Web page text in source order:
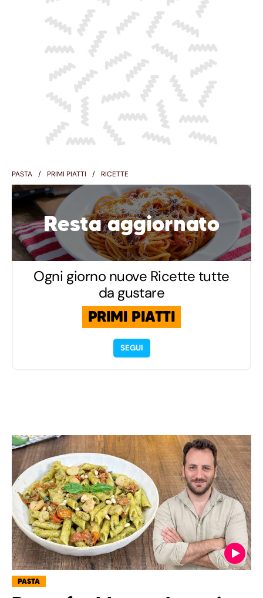
PASTA PRIMI PIATTI RICETTE
Resta aggiornato
Ogni giorno nuove Ricette tutte
da gustare
PRIMI PIATTI
SEGUI
PASTA